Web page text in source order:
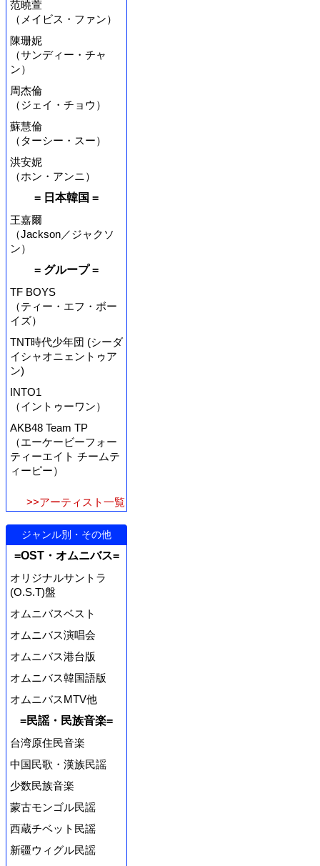
范曉萱
（メイビス・ファン）
陳珊妮
（サンディー・チャ
ン）
周杰倫
（ジェイ・チョウ）
蘇慧倫
（ターシー・スー）
洪安妮
（ホン・アンニ）
= 日本韓国 =
王嘉爾
（Jackson／ジャクソ
ン）
= グループ =
TF BOYS
（ティー・エフ・ボー
イズ）
TNT時代少年団 (シーダ
イシャオニェントゥア
ン)
INTO1
（イントゥーワン）
AKB48 Team TP
（エーケービーフォー
ティーエイト チームテ
ィーピー）
>>アーティスト一覧
ジャンル別・その他
=OST・オムニバス=
オリジナルサントラ
(O.S.T)盤
オムニバスベスト
オムニバス演唱会
オムニバス港台版
オムニバス韓国語版
オムニバスMTV他
=民謡・民族音楽=
台湾原住民音楽
中国民歌・漢族民謡
少数民族音楽
蒙古モンゴル民謡
西蔵チベット民謡
新疆ウィグル民謡